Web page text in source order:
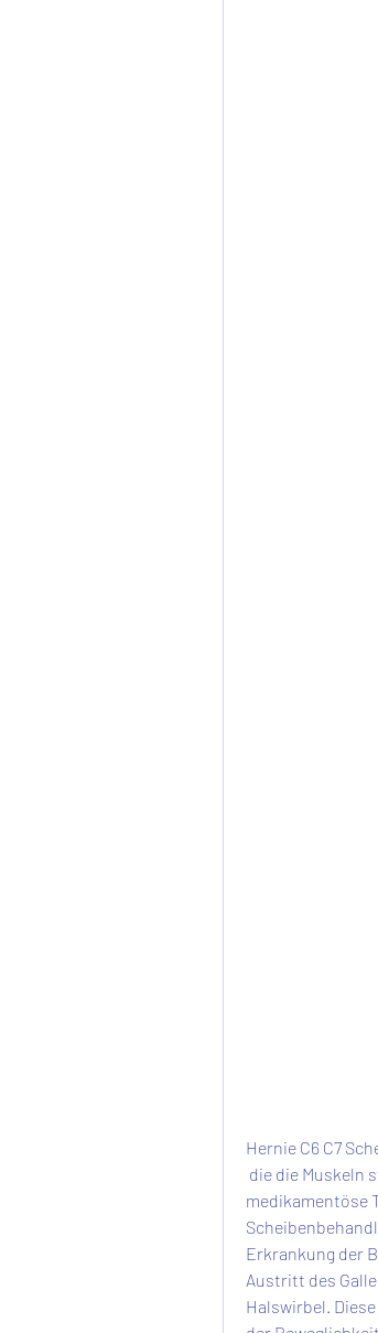
Hernie C6 C7
medikamentöse
Erkrankung der
Austritt des
Halswirbel.